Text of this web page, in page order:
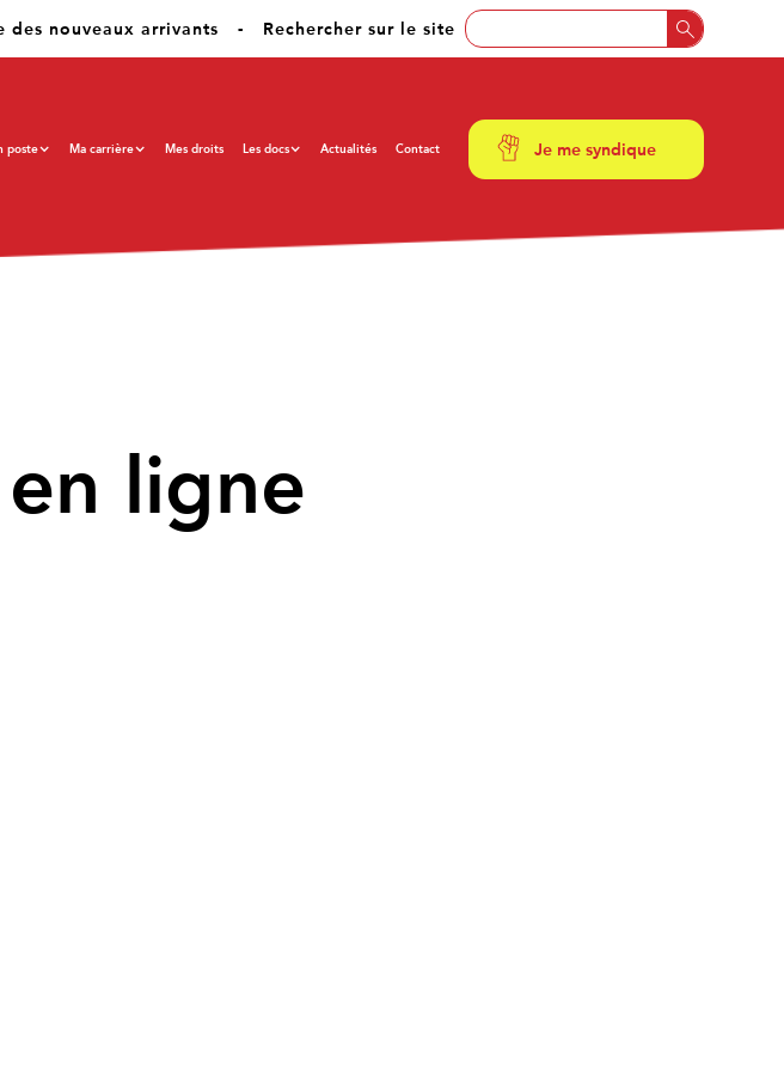
des nouveaux arrivants - Rechercher sur le site
poste Ma carrière Mes droits Les docs Actualités Contact Je me syndique
ligne